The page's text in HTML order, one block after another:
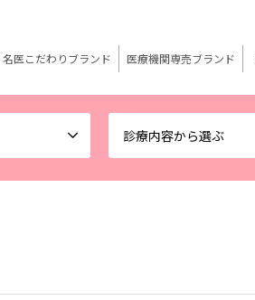
診療内容から選ぶ
名医こだわりブランド 医療機関専売ブランド